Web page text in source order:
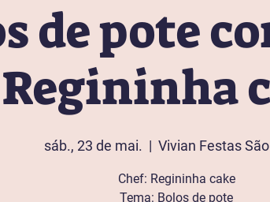
de pote
Regininha
sáb., 23 de mai.
  |
Vivian Festas
Chef: Regininha cake
Tema: Bolos de pote